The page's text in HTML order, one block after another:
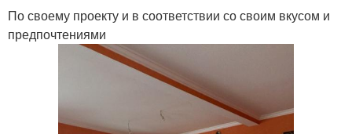
По своему проекту и в соответствии со своим вкусом и
предпочтениями